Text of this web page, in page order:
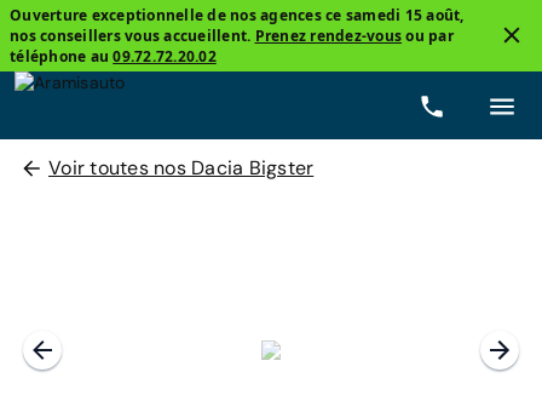
Ouverture exceptionnelle de nos agences ce samedi 15 août,
nos conseillers vous accueillent. Prenez rendez-vousou par
téléphone au09.72.72.20.02
Voir toutes nos Dacia Bigster